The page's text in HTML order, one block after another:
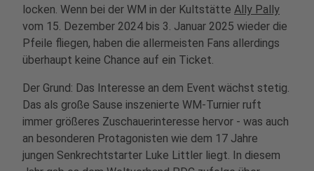
locken. Wenn bei der WM in der Kultstätte Ally Pally
vom 15. Dezember 2024 bis 3. Januar 2025 wieder die
Pfeile fliegen, haben die allermeisten Fans allerdings
überhaupt keine Chance auf ein Ticket.
Der Grund: Das Interesse an dem Event wächst stetig.
Das als große Sause inszenierte WM-Turnier ruft
immer größeres Zuschauerinteresse hervor - was auch
an besonderen Protagonisten wie dem 17 Jahre
jungen Senkrechtstarter Luke Littler liegt. In diesem